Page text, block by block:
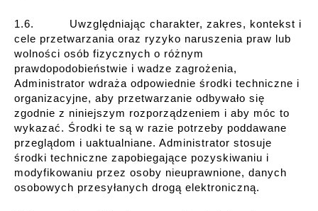
1.6. Uwzględniając charakter, zakres, kontekst i
cele przetwarzania oraz ryzyko naruszenia praw lub
wolności osób fizycznych o różnym
prawdopodobieństwie i wadze zagrożenia,
Administrator wdraża odpowiednie środki techniczne i
organizacyjne, aby przetwarzanie odbywało się
zgodnie z niniejszym rozporządzeniem i aby móc to
wykazać. Środki te są w razie potrzeby poddawane
przeglądom i uaktualniane. Administrator stosuje
środki techniczne zapobiegające pozyskiwaniu i
modyfikowaniu przez osoby nieuprawnione, danych
osobowych przesyłanych drogą elektroniczną.